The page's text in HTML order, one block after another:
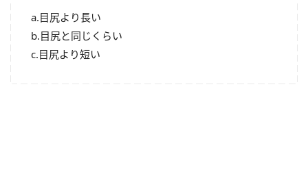
a.目尻より長い
b.目尻と同じくらい
c.目尻より短い